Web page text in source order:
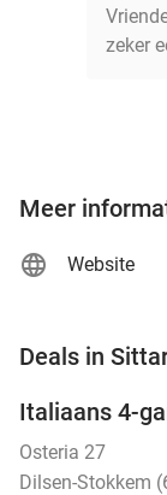
zeker
Meer
Website
Deals in
TODAY
Italiaans 4-
Osteria 27
Dilsen-Stokkem